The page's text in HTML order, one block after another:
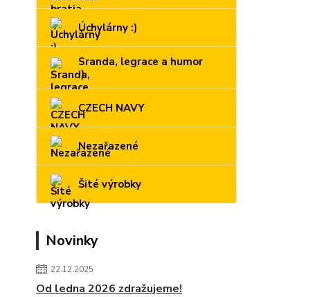
Úchylárny :)
Sranda, legrace a humor
:)
CZECH NAVY
Nezařazené
Šité výrobky
Novinky
22.12.2025
Od ledna 2026 zdražujeme!